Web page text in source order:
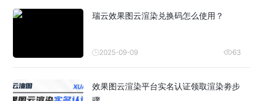
瑞云效果图云渲染兑换码怎么使用？
2025-09-09 63
效果图云渲染平台实名认证领取渲染劵步